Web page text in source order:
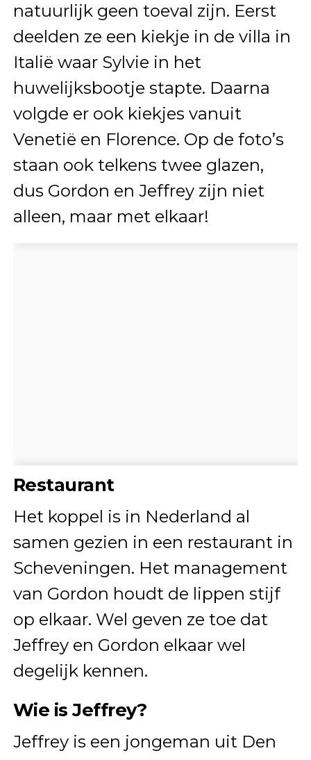
natuurlijk geen toeval zijn. Eerst
deelden ze een kiekje in de villa in
Italië waar Sylvie in het
huwelijksbootje stapte. Daarna
volgde er ook kiekjes vanuit
Venetië en Florence. Op de foto’s
staan ook telkens twee glazen,
dus Gordon en Jeffrey zijn niet
alleen, maar met elkaar!
Restaurant
Het koppel is in Nederland al
samen gezien in een restaurant in
Scheveningen. Het management
van Gordon houdt de lippen stijf
op elkaar. Wel geven ze toe dat
Jeffrey en Gordon elkaar wel
degelijk kennen.
Wie is Jeffrey?
Jeffrey is een jongeman uit Den